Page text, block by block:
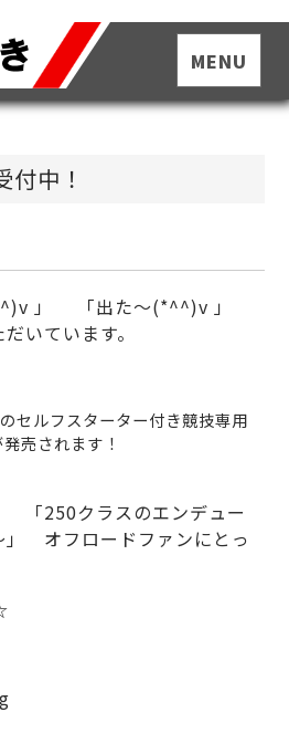
付中！
」 「出た～(*^^)v 」
いています。
セルフスターター付き競技専用
売されます！
「250クラスのエンデュー
」 オフロードファンにとっ